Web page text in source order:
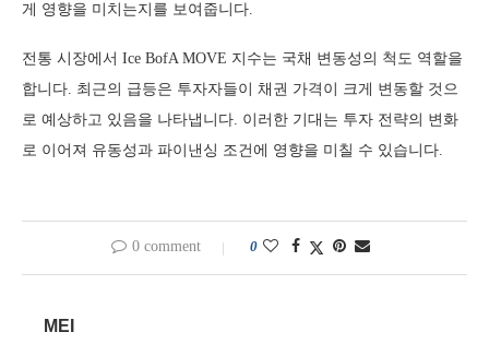
게 영향을 미치는지를 보여줍니다.
전통 시장에서 Ice BofA MOVE 지수는 국채 변동성의 척도 역할을
합니다. 최근의 급등은 투자자들이 채권 가격이 크게 변동할 것으
로 예상하고 있음을 나타냅니다. 이러한 기대는 투자 전략의 변화
로 이어져 유동성과 파이낸싱 조건에 영향을 미칠 수 있습니다.
0 comment 0
MEI